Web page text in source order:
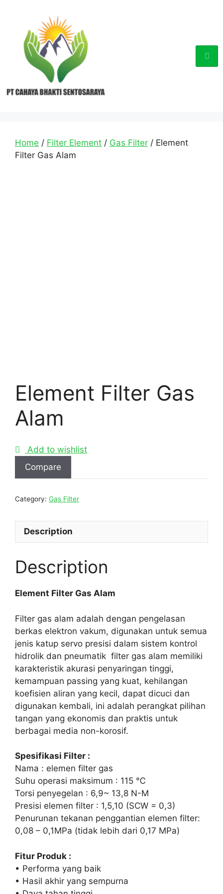
Home / Filter Element / Gas Filter / Element
Filter Gas Alam
Element Filter Gas
Alam
Add to wishlist
Compare
Category: Gas Filter
Description
Description
Element Filter Gas Alam
Filter gas alam adalah dengan pengelasan
berkas elektron vakum, digunakan untuk semua
jenis katup servo presisi dalam sistem kontrol
hidrolik dan pneumatik filter gas alam memiliki
karakteristik akurasi penyaringan tinggi,
kemampuan passing yang kuat, kehilangan
koefisien aliran yang kecil, dapat dicuci dan
digunakan kembali, ini adalah perangkat pilihan
tangan yang ekonomis dan praktis untuk
berbagai media non-korosif.
Spesifikasi Filter :
Nama : elemen filter gas
Suhu operasi maksimum : 115 ℃
Torsi penyegelan : 6,9~ 13,8 N-M
Presisi elemen filter : 1,5,10 (SCW = 0,3)
Penurunan tekanan penggantian elemen filter:
0,08 – 0,1MPa (tidak lebih dari 0,17 MPa)
Fitur Produk :
• Performa yang baik
• Hasil akhir yang sempurna